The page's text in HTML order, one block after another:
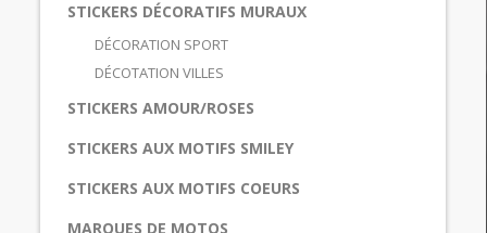
STICKERS DÉCORATIFS MURAUX
DÉCORATION SPORT
DÉCOTATION VILLES
STICKERS AMOUR/ROSES
STICKERS AUX MOTIFS SMILEY
STICKERS AUX MOTIFS COEURS
MARQUES DE MOTOS